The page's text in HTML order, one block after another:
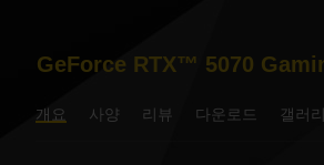
GeForce RTX™ 5070
개요 사양 리뷰 다운로드 갤러리